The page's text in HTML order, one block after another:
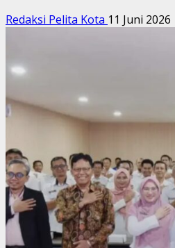
Redaksi Pelita Kota 11 Juni 2026